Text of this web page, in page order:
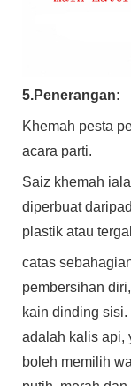
5.Penerangan:
Khemah pesta
acara parti.
Saiz khemah
diperbuat
plastik atau
catas
pembersihan diri
kain dinding
adalah kalis api,
boleh memilih